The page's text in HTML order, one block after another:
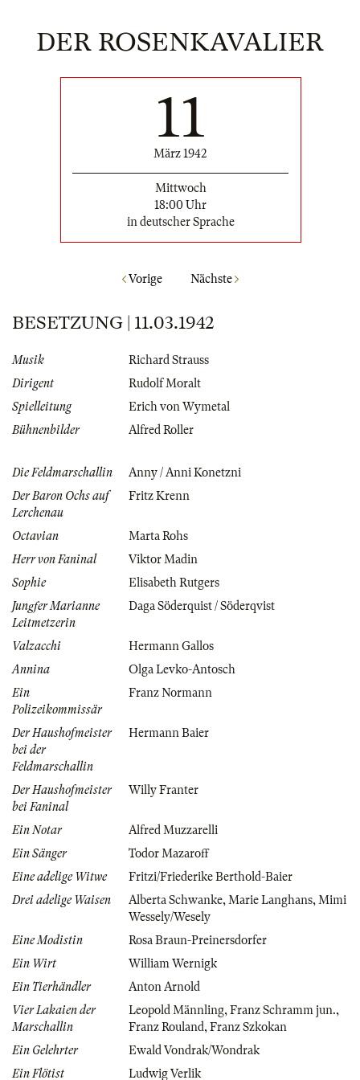
DER ROSENKAVALIER
11
März 1942
Mittwoch
18:00 Uhr
in deutscher Sprache
Vorige Nächste
BESETZUNG | 11.03.1942
Musik
Richard Strauss
Dirigent
Rudolf Moralt
Spielleitung
Erich von Wymetal
Bühnenbilder
Alfred Roller
Die Feldmarschallin
Anny / Anni Konetzni
Der Baron Ochs auf
Lerchenau
Fritz Krenn
Octavian
Marta Rohs
Herr von Faninal
Viktor Madin
Sophie
Elisabeth Rutgers
Jungfer Marianne
Leitmetzerin
Daga Söderquist / Söderqvist
Valzacchi
Hermann Gallos
Annina
Olga Levko-Antosch
Ein
Polizeikommissär
Franz Normann
Der Haushofmeister
bei der
Feldmarschallin
Hermann Baier
Der Haushofmeister
bei Faninal
Willy Franter
Ein Notar
Alfred Muzzarelli
Ein Sänger
Todor Mazaroff
Eine adelige Witwe
Fritzi/Friederike Berthold-Baier
Drei adelige Waisen
Alberta Schwanke,Marie Langhans,Mimi
Wessely/Wesely
Eine Modistin
Rosa Braun-Preinersdorfer
Ein Wirt
William Wernigk
Ein Tierhändler
Anton Arnold
Vier Lakaien der
Marschallin
Leopold Männling,Franz Schramm jun.,
Franz Rouland,Franz Szkokan
Ein Gelehrter
Ewald Vondrak/Wondrak
Ein Flötist
Ludwig Verlik